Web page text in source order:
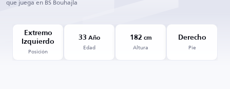
Extremo
Izquierdo
Posición
33 Año
Edad
182 cm
Altura
Derecho
Pie